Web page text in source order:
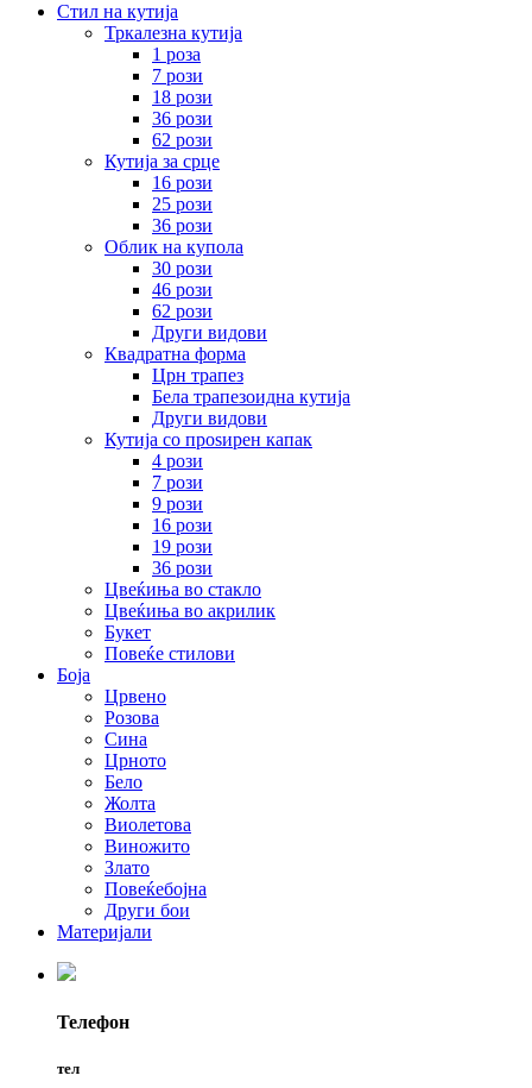
Стил на кутија
Тркалезна кутија
1 роза
7 рози
18 рози
36 рози
62 рози
Кутија за срце
16 рози
25 рози
36 рози
Облик на купола
30 рози
46 рози
62 рози
Други видови
Квадратна форма
Црн трапез
Бела трапезоидна кутија
Други видови
Кутија со проѕирен капак
4 рози
7 рози
9 рози
16 рози
19 рози
36 рози
Цвеќиња во стакло
Цвеќиња во акрилик
Букет
Повеќе стилови
Боја
Црвено
Розова
Сина
Црното
Бело
Жолта
Виолетова
Виножито
Злато
Повеќебојна
Други бои
Материјали
Телефон
тел